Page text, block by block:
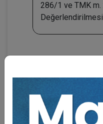
286/1 ve TMK m.
Değerlendirilmesi
BENZER VIDEO